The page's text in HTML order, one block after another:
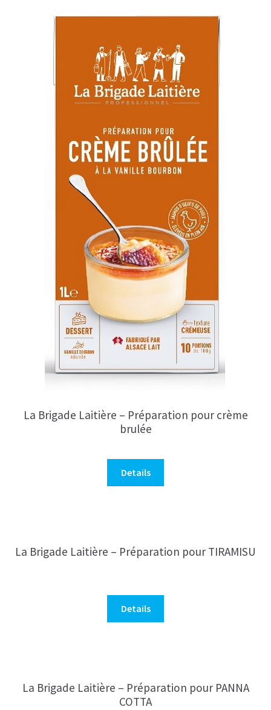
La Brigade Laitière – Préparation pour crème
brulée
Details
La Brigade Laitière – Préparation pour TIRAMISU
Details
La Brigade Laitière – Préparation pour PANNA
COTTA